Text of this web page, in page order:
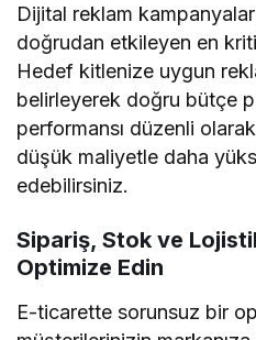
Dijital reklam
doğrudan etkileyen en
Hedef kitlenize uygun
belirleyerek doğru bütçe
performansı düzenli
düşük maliyetle daha
edebilirsiniz.
Sipariş, Stok ve
Optimize Edin
E-ticarette sorunsuz bir